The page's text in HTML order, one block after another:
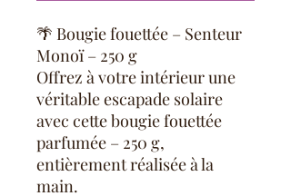
🌴 Bougie fouettée – Senteur
Monoï – 250 g
Offrez à votre intérieur une
véritable escapade solaire
avec cette bougie fouettée
parfumée – 250 g,
entièrement réalisée à la
main.